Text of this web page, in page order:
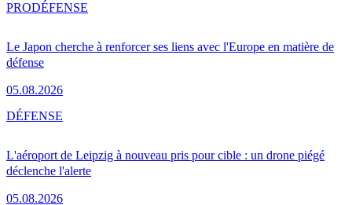
Le Japon cherche à renforcer ses liens avec l'Europe en matière de
défense
05.08.2026
PRODÉFENSE
L'aéroport de Leipzig à nouveau pris pour cible : un drone piégé
déclenche l'alerte
05.08.2026
DÉFENSE